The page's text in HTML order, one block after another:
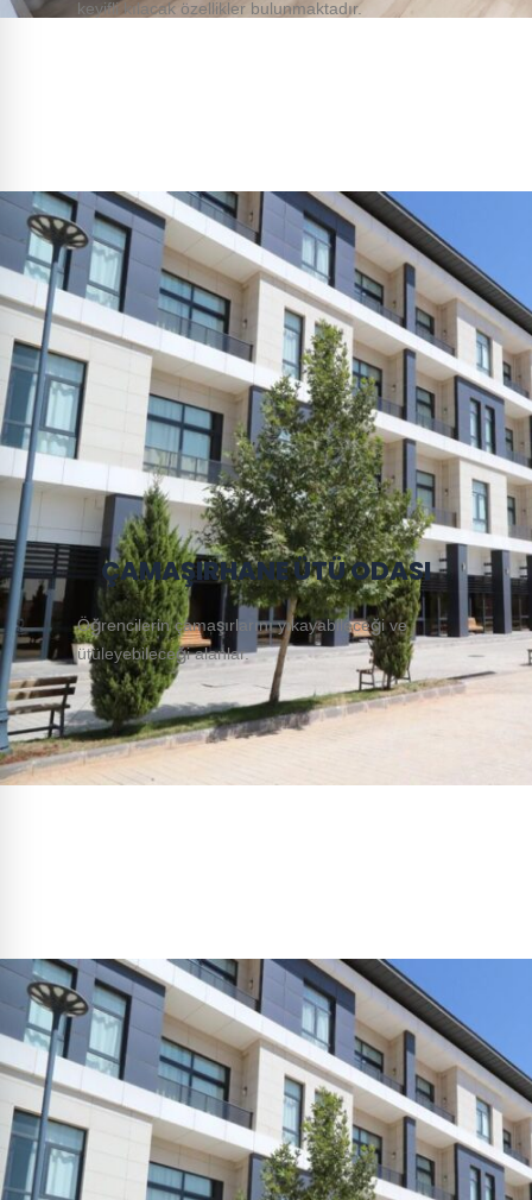
keyifli kılacak özellikler bulunmaktadır.
ÇAMAŞIRHANE ÜTÜ ODASI
Öğrencilerin çamaşırlarını yıkayabileceği ve
ütüleyebileceği alanlar.